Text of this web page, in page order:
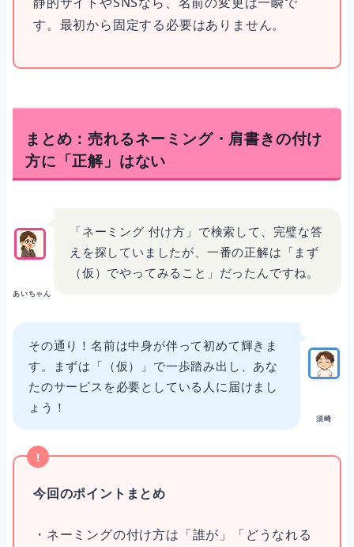
す。最初から固定する必要はありません。
まとめ：売れるネーミング・肩書きの付け
方に「正解」はない
あいちゃん
「ネーミング 付け方」で検索して、完璧な答
えを探していましたが、一番の正解は「まず
（仮）でやってみること」だったんですね。
須崎
その通り！名前は中身が伴って初めて輝きま
す。まずは「（仮）」で一歩踏み出し、あな
たのサービスを必要としている人に届けまし
ょう！
今回のポイントまとめ
・ネーミングの付け方は「誰が」「どうなれる